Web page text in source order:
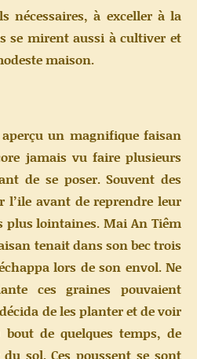
nécessaires, à exceller à la
se mirent aussi à cultiver et
maison.
un magnifique faisan
jamais vu faire plusieurs
de se poser. Souvent des
l’ile avant de reprendre leur
plus lointaines. Mai An Tiêm
tenait dans son bec trois
lors de son envol. Ne
ces graines pouvaient
de les planter et de voir
de quelques temps, de
sol. Ces poussent se sont